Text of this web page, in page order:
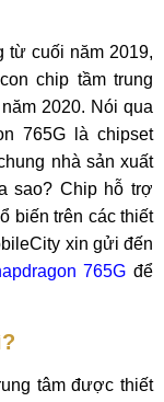
cuối năm 2019,
chip tầm trung
2020. Nói qua
765G là chipset
nhà sản xuất
sao? Chip hỗ trợ
biến trên các thiết
xin gửi đến
765G để
tâm được thiết